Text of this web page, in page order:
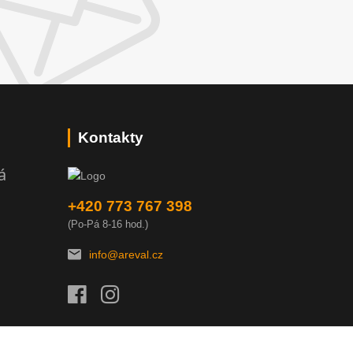
Kontakty
+420 773 767 398
(Po-Pá 8-16 hod.)
info@areval.cz